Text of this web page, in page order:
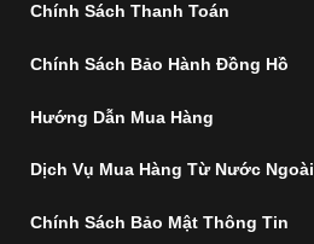
Chính Sách Thanh Toán
Chính Sách Bảo Hành Đồng Hồ
Hướng Dẫn Mua Hàng
Dịch Vụ Mua Hàng Từ Nước Ngoài
Chính Sách Bảo Mật Thông Tin